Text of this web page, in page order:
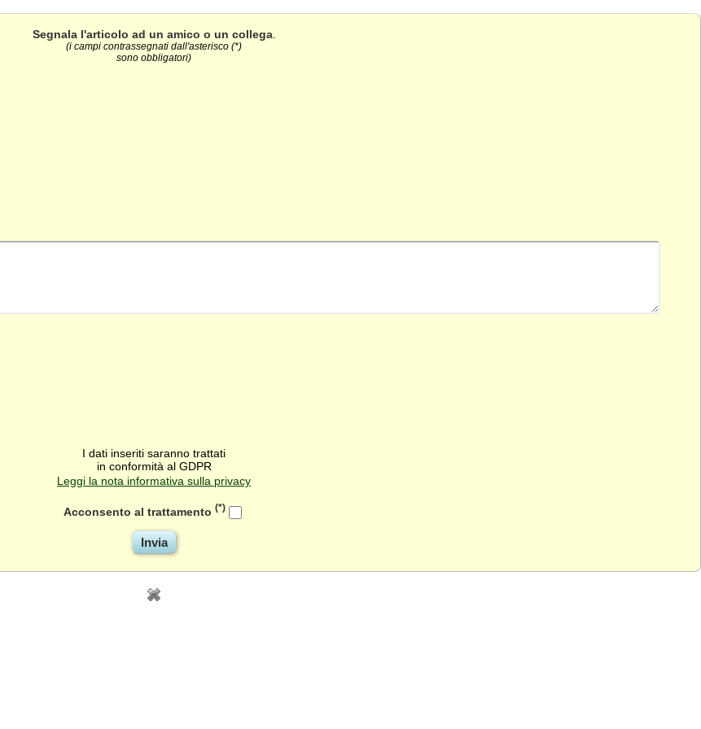
Segnala l'articolo ad un amico o un collega.
(i campi contrassegnati dall'asterisco (*)
sono obbligatori)
I dati inseriti saranno trattati
in conformità al GDPR
Leggi la nota informativa sulla privacy
Acconsento al trattamento (*)